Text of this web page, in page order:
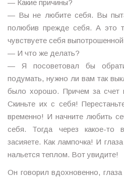
— Какие причины?
— Вы не любите себя. Вы
полюбив прежде себя. А это
чувствуете себя
— И что же делать?
— Я посоветовал бы
подумать, нужно ли вам так
было хорошо. Причем за счет
Скиньте их с себя!
временно! И начните любить
себя. Тогда через какое-то
засияете. Как лампочка! И
нальется теплом. Вот увидите!
Он говорил вдохновенно,